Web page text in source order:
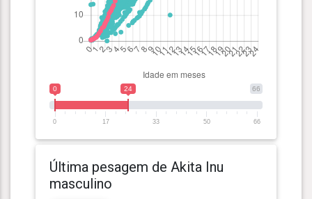
66
0 24
0 17 33 50 66
Última pesagem de Akita Inu
masculino